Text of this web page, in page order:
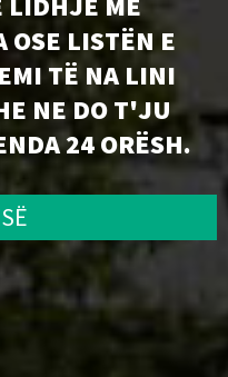
OSE LISTËN E
TË NA LINI
NE DO T'JU
24 ORËSH.